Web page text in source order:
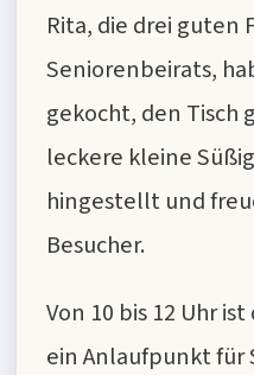
Rita, die drei guten
Seniorenbeirats,
gekocht, den Tisch
leckere kleine
hingestellt und
Besucher.
Von 10 bis 12 Uhr
ein Anlaufpunkt für